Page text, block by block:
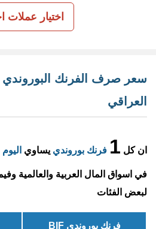
اختيار عملات
سعر صرف الفرنك البوروندي
العراقي
ان كل 1 فرنك بوروندي يساوي اليوم
في اسواق المال العربية والعالمية
لبعض الفئات
فرنك بوروندي BIF